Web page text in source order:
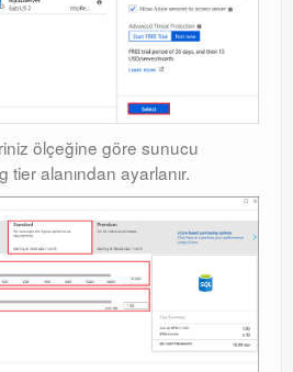
ölçeğine göre sunucu
alanından ayarlanır.